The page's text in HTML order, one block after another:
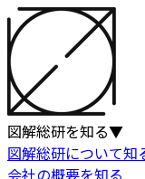
図解総研を知る▼
図解総研について知
会社の概要を知る